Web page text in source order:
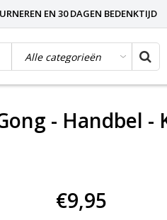
EN 30 DAGEN BEDENKTIJD
- Handbel
€9,95